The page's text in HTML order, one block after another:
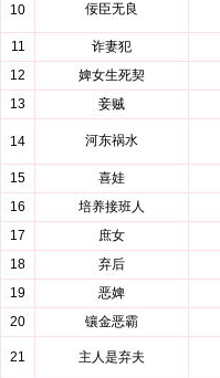
10 佞臣无良
11 诈妻犯
12
婢女生死契
13
妾贼
14 河东祸水
15 喜娃
16
培养接班人
17
庶女
18
弃后
19
恶婢
20
镶金恶霸
21 主人是弃夫